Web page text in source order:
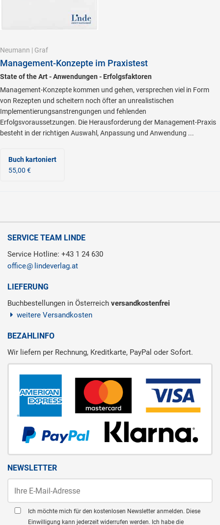
Neumann | Graf
Management-Konzepte im Praxistest
State of the Art - Anwendungen - Erfolgsfaktoren
Management-Konzepte kommen und gehen, versprechen viel in Form
von Rezepten und scheitern noch öfter an unrealistischen
Implementierungsanstrengungen und fehlenden
Erfolgsvoraussetzungen. Die Herausforderung der Management-Praxis
besteht in der richtigen Auswahl, Anpassung und Anwendung ...
Buch kartoniert
55,00 €
SERVICE TEAM LINDE
Service Hotline: +43 1 24 630
office
lindeverlag.at
LIEFERUNG
Buchbestellungen in Österreich versandkostenfrei
weitere Versandkosten
BEZAHLINFO
Wir liefern per Rechnung, Kreditkarte, PayPal oder Sofort.
NEWSLETTER
Ich möchte mich für den kostenlosen Newsletter anmelden. Diese
Einwilligung kann jederzeit widerrufen werden. Ich habe die